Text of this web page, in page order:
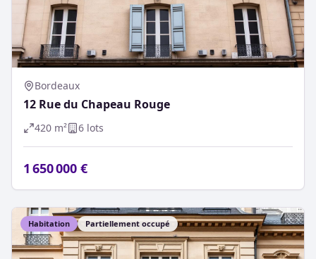
Bordeaux
12 Rue du Chapeau Rouge
420 m² 6 lots
1 650 000 €
Habitation Partiellement occupé